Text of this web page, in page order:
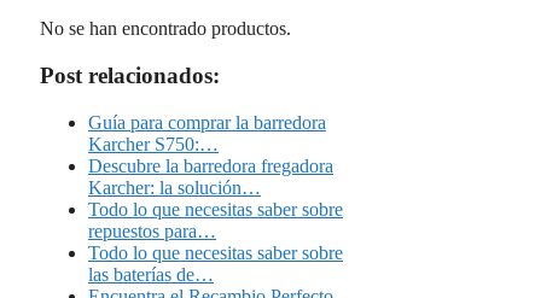
No se han encontrado productos.
Post relacionados:
Guía para comprar la barredora
Karcher S750:…
Descubre la barredora fregadora
Karcher: la solución…
Todo lo que necesitas saber sobre
repuestos para…
Todo lo que necesitas saber sobre
las baterías de…